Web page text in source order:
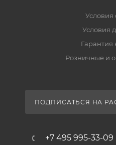
Условия
Условия
Гарантия
Розничные и
ПОДПИСАТЬСЯ НА
+7 495 995-33-09